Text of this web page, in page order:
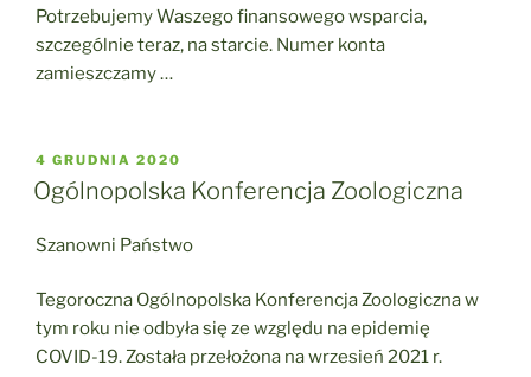
Potrzebujemy Waszego finansowego wsparcia,
szczególnie teraz, na starcie. Numer konta
zamieszczamy …
OPUBLIKOWANE
W
4 GRUDNIA 2020
Ogólnopolska Konferencja Zoologiczna
Szanowni Państwo
Tegoroczna Ogólnopolska Konferencja Zoologiczna w
tym roku nie odbyła się ze względu na epidemię
COVID-19. Została przełożona na wrzesień 2021 r.